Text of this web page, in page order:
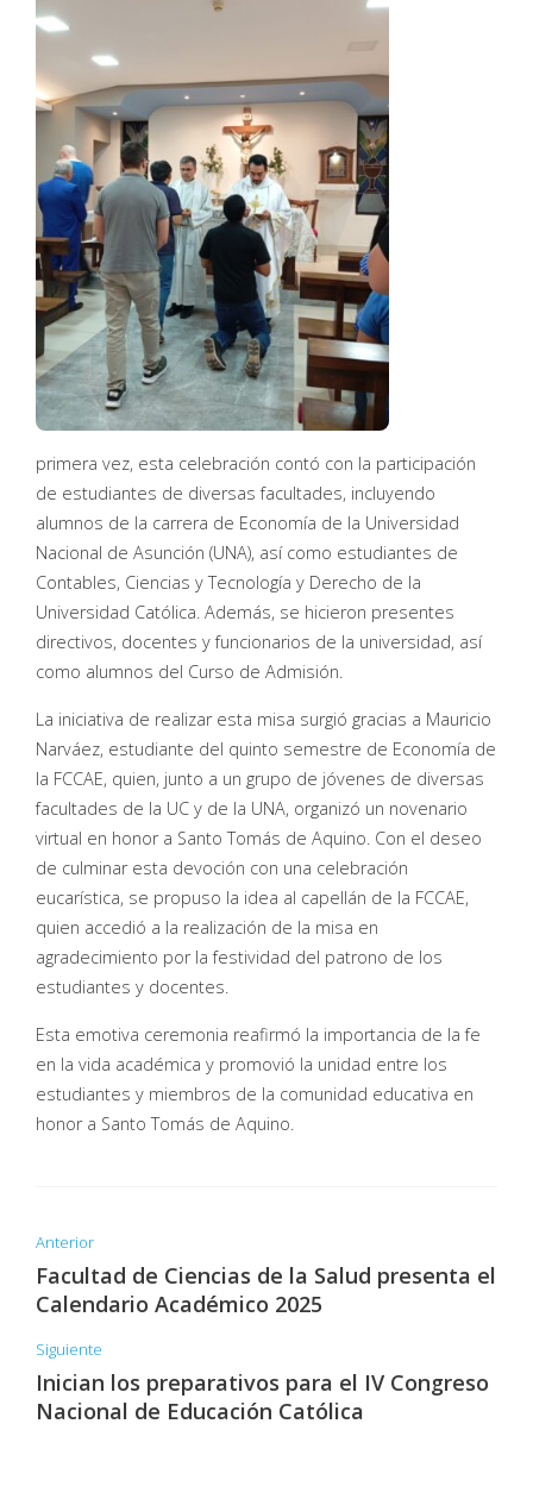
primera vez, esta celebración contó con la participación
de estudiantes de diversas facultades, incluyendo
alumnos de la carrera de Economía de la Universidad
Nacional de Asunción (UNA), así como estudiantes de
Contables, Ciencias y Tecnología y Derecho de la
Universidad Católica. Además, se hicieron presentes
directivos, docentes y funcionarios de la universidad, así
como alumnos del Curso de Admisión.
La iniciativa de realizar esta misa surgió gracias a Mauricio
Narváez, estudiante del quinto semestre de Economía de
la FCCAE, quien, junto a un grupo de jóvenes de diversas
facultades de la UC y de la UNA, organizó un novenario
virtual en honor a Santo Tomás de Aquino. Con el deseo
de culminar esta devoción con una celebración
eucarística, se propuso la idea al capellán de la FCCAE,
quien accedió a la realización de la misa en
agradecimiento por la festividad del patrono de los
estudiantes y docentes.
Esta emotiva ceremonia reafirmó la importancia de la fe
en la vida académica y promovió la unidad entre los
estudiantes y miembros de la comunidad educativa en
honor a Santo Tomás de Aquino.
Anterior
Facultad de Ciencias de la Salud presenta el
Calendario Académico 2025
Siguiente
Inician los preparativos para el IV Congreso
Nacional de Educación Católica